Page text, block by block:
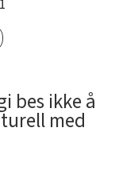
bes ikke å
med